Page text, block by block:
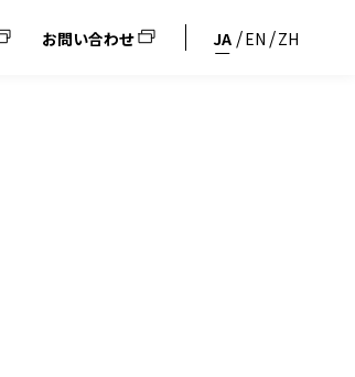
お問い合わせ JA EN ZH